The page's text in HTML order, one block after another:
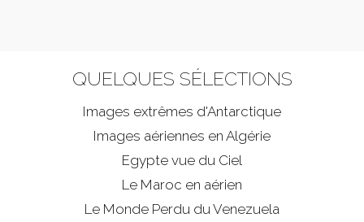
QUELQUES SÉLECTIONS
Images extrêmes d'Antarctique
Images aériennes en Algérie
Egypte vue du Ciel
Le Maroc en aérien
Le Monde Perdu du Venezuela